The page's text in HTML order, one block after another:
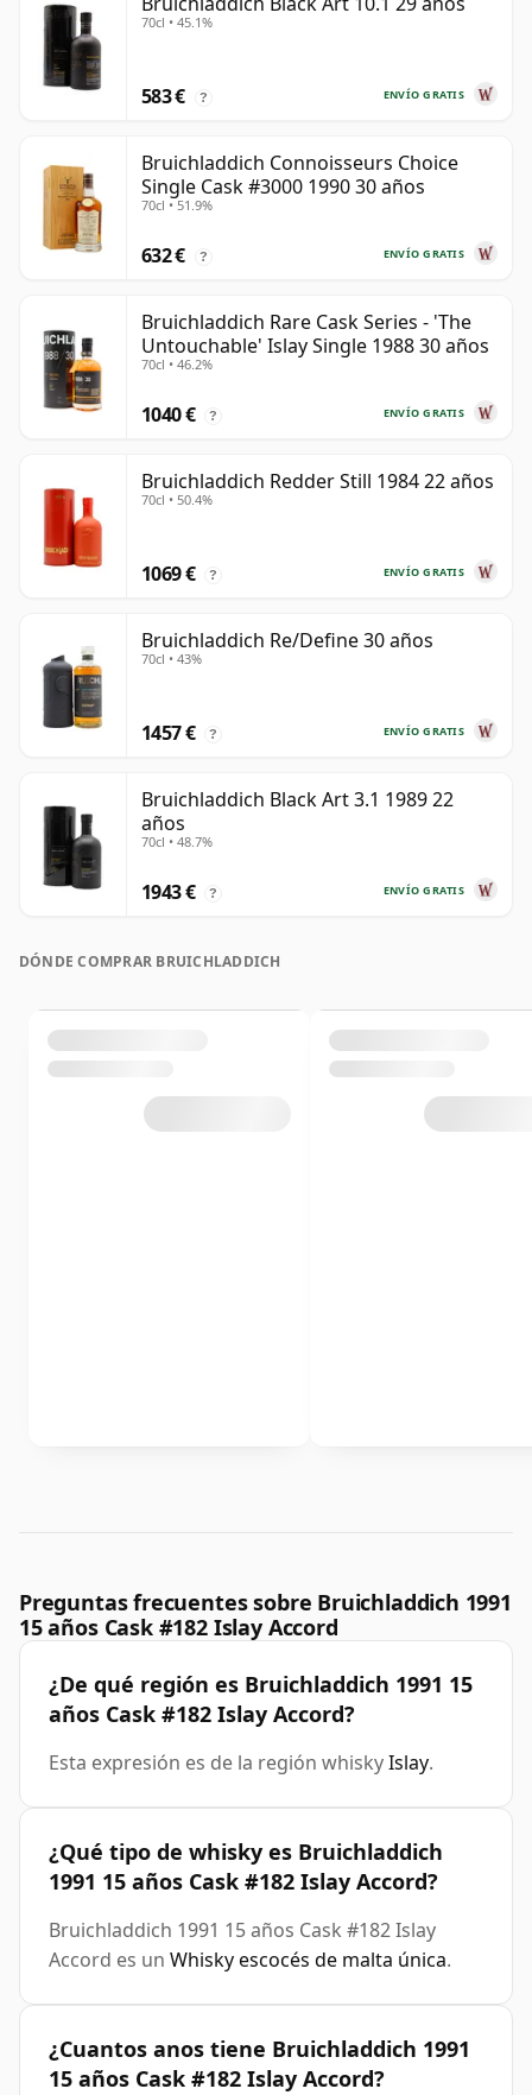
70cl • 45.1%
ENVÍO GRATIS
583 € ?
Bruichladdich Connoisseurs Choice
Single Cask #3000 1990 30 años
70cl • 51.9%
ENVÍO GRATIS
632 € ?
Bruichladdich Rare Cask Series - 'The
Untouchable' Islay Single 1988 30 años
70cl • 46.2%
ENVÍO GRATIS
1040 € ?
Bruichladdich Redder Still 1984 22 años
70cl • 50.4%
ENVÍO GRATIS
1069 € ?
Bruichladdich Re/Define 30 años
70cl • 43%
ENVÍO GRATIS
1457 € ?
Bruichladdich Black Art 3.1 1989 22
años
70cl • 48.7%
ENVÍO GRATIS
1943 € ?
DÓNDE COMPRAR BRUICHLADDICH
Preguntas frecuentes sobre Bruichladdich 1991
15 años Cask #182 Islay Accord
¿De qué región es Bruichladdich 1991 15
años Cask #182 Islay Accord?
Esta expresión es de la región whiskyIslay.
¿Qué tipo de whisky es Bruichladdich
1991 15 años Cask #182 Islay Accord?
Bruichladdich 1991 15 años Cask #182 Islay
Accord es un Whisky escocés de malta única.
¿Cuantos anos tiene Bruichladdich 1991
15 años Cask #182 Islay Accord?